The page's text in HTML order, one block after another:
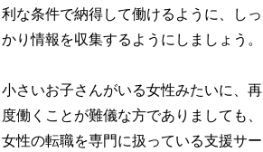
利な条件で納得して働けるように、しっ
かり情報を収集するようにしましょう。
小さいお子さんがいる女性みたいに、再
度働くことが難儀な方でありましても、
女性の転職を専門に扱っている支援サー